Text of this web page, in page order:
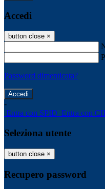
Accedi
button close ×
Password dimenticata?
-
Entra con SPID Entra con
Seleziona utente
button close ×
Recupero password